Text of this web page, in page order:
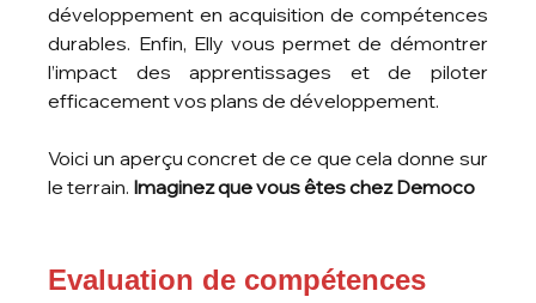
développement en acquisition de compétences
durables. Enfin, Elly vous permet de démontrer
l’impact des apprentissages et de piloter
efficacement vos plans de développement.
Voici un aperçu concret de ce que cela donne sur
le terrain. Imaginez que vous êtes chez Democo
Evaluation de compétences